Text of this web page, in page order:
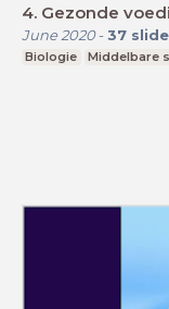
4. Gezonde
June 2020- 37
Biologie Middelbare